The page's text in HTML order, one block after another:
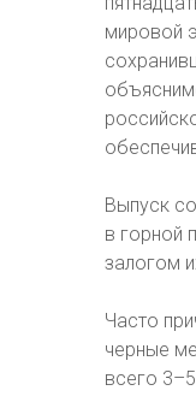
мировой
Выпуск
в горной
залогом
Часто
черные
всего